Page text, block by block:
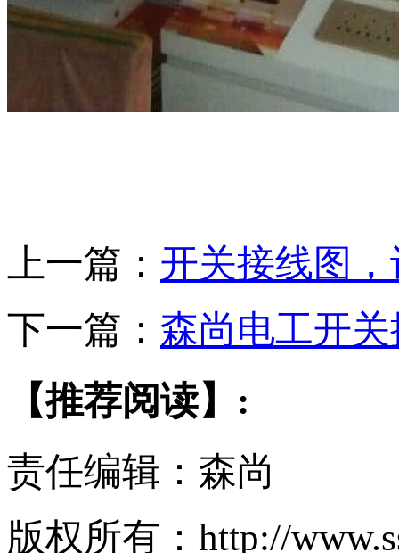
上一篇： 开关接线图
下一篇： 森尚电工开
【推荐阅读】:
责任编辑：森尚
版权所有：http://